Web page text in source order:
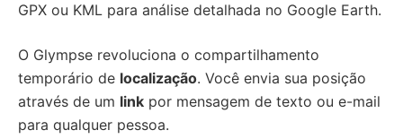
GPX ou KML para análise detalhada no Google Earth.
O Glympse revoluciona o compartilhamento
temporário de localização. Você envia sua posição
através de um link por mensagem de texto ou e-mail
para qualquer pessoa.